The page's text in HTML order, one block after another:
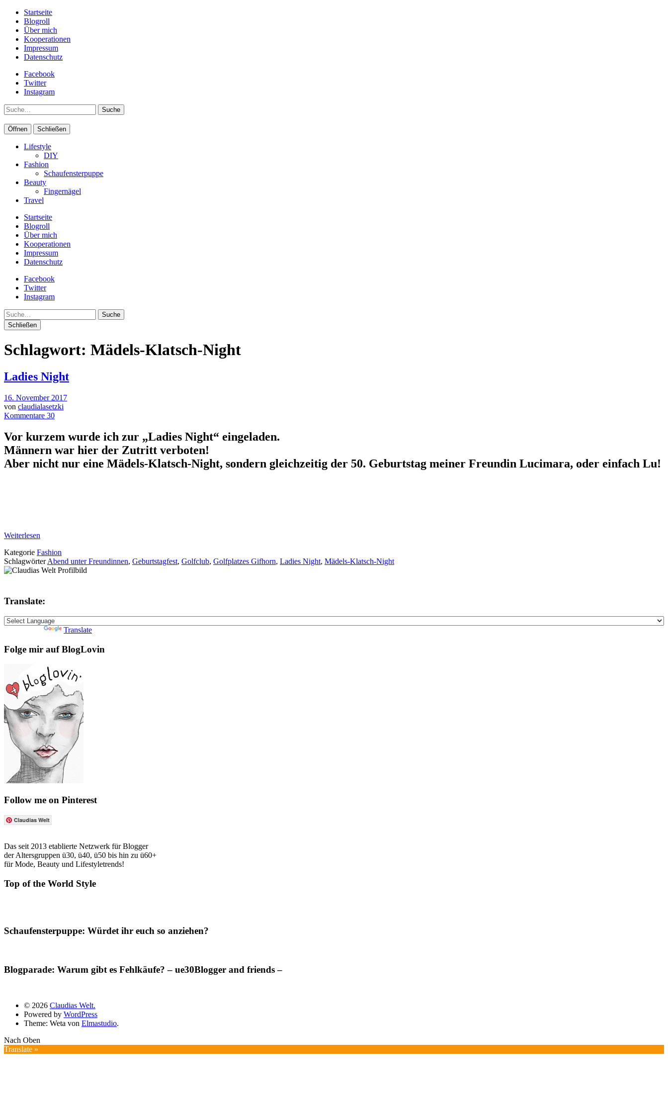
Startseite
Blogroll
Über mich
Kooperationen
Impressum
Datenschutz
Facebook
Twitter
Instagram
Suche
Öffnen Schließen
Lifestyle
DIY
Fashion
Schaufensterpuppe
Beauty
Fingernägel
Travel
Startseite
Blogroll
Über mich
Kooperationen
Impressum
Datenschutz
Facebook
Twitter
Instagram
Suche
Schließen
Schlagwort: Mädels-Klatsch-Night
Ladies Night
16. November 2017
von claudialasetzki
Kommentare 30
Vor kurzem wurde ich zur „Ladies Night“ eingeladen.
Männern war hier der Zutritt verboten!
Aber nicht nur eine Mädels-Klatsch-Night, sondern gleichzeitig der 50. Geburtstag meiner Freundin Lucimara, oder einfach Lu!
Weiterlesen
Kategorie Fashion
SchlagwörterAbend unter Freundinnen, Geburtstagfest, Golfclub, Golfplatzes Gifhorn, Ladies Night, Mädels-Klatsch-Night
Translate:
Translate
Folge mir auf BlogLovin
Follow me on Pinterest
Claudias Welt
Das seit 2013 etablierte Netzwerk für Blogger
der Altersgruppen ü30, ü40, ü50 bis hin zu ü60+
für Mode, Beauty und Lifestyletrends!
Top of the World Style
Schaufensterpuppe: Würdet ihr euch so anziehen?
Blogparade: Warum gibt es Fehlkäufe? – ue30Blogger and friends –
© 2026 Claudias Welt.
Powered by WordPress
Theme: Weta von Elmastudio.
Nach Oben
Translate »